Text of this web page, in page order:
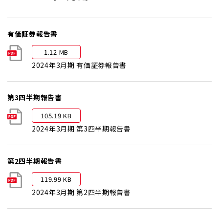
有価証券報告書
1.12 MB
2024年3月期 有価証券報告書
第3四半期報告書
105.19 KB
2024年3月期 第3四半期報告書
第2四半期報告書
119.99 KB
2024年3月期 第2四半期報告書